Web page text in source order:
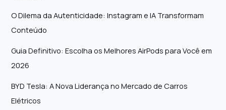
O Dilema da Autenticidade: Instagram e IA Transformam
Conteúdo
Guia Definitivo: Escolha os Melhores AirPods para Você em
2026
BYD Tesla: A Nova Liderança no Mercado de Carros
Elétricos